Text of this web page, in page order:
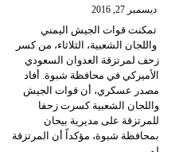
ديسمبر 27, 2016
تمكنت قوات الجيش اليمني
واللجان الشعبية، الثلاثاء، من كسر
زحف لمرتزقة العدوان السعودي
الأميركي في محافظة شبوة. أفاد
مصدر عسكري، أن قوات الجيش
واللجان الشعبية كسرت زحفا
للمرتزقة على مديرية بيحان
بمحافظة شبوة، مؤكداً أن المرتزقة